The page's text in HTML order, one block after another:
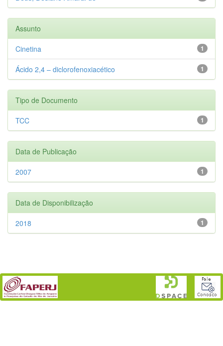
Assunto
1
Cinetina
1
Ácido 2,4 – diclorofenoxiacético
Tipo de Documento
1
TCC
Data de Publicação
1
2007
Data de Disponibilização
1
2018